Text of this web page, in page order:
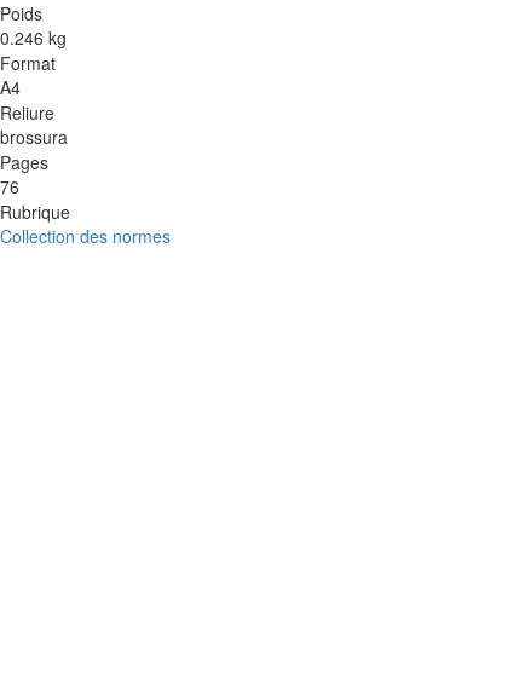
Poids
0.246 kg
Format
A4
Reliure
brossura
Pages
76
Rubrique
Collection des normes